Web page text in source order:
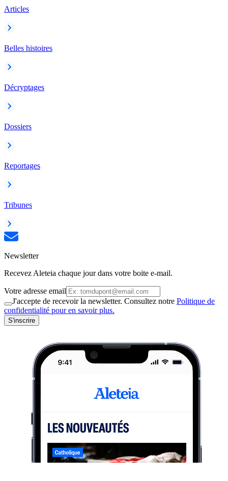
Articles
Belles histoires
Décryptages
Dossiers
Reportages
Tribunes
Newsletter
Recevez Aleteia chaque jour dans votre boite e-mail.
Votre adresse email
J'accepte de recevoir la newsletter. Consultez notre Politique de
confidentialité pour en savoir plus.
S'inscrire